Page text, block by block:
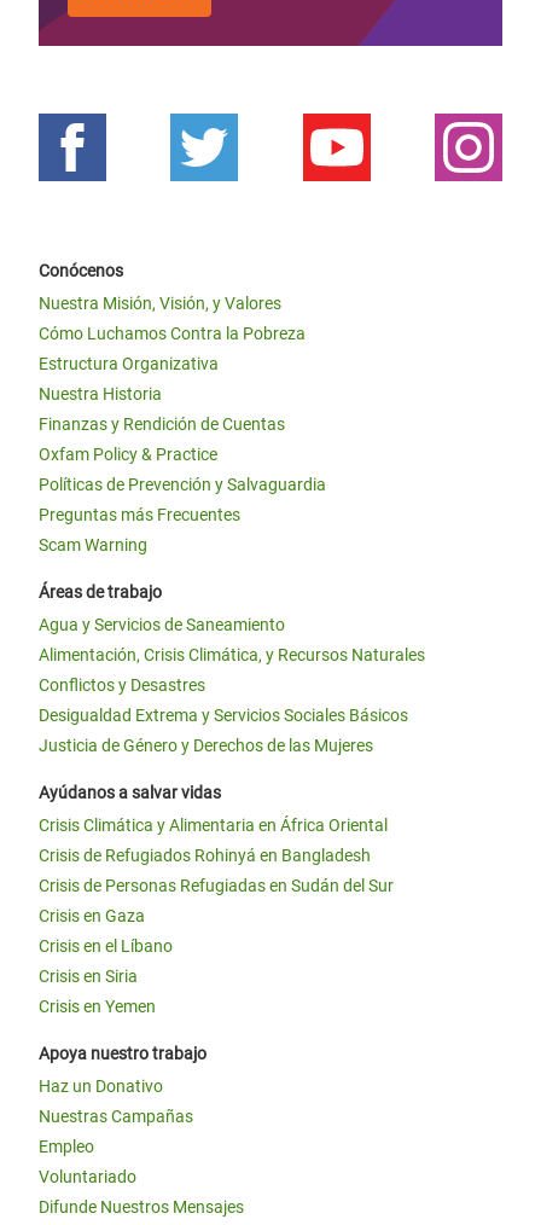
Conócenos
Nuestra Misión, Visión, y Valores
Cómo Luchamos Contra la Pobreza
Estructura Organizativa
Nuestra Historia
Finanzas y Rendición de Cuentas
Oxfam Policy & Practice
Políticas de Prevención y Salvaguardia
Preguntas más Frecuentes
Scam Warning
Áreas de trabajo
Agua y Servicios de Saneamiento
Alimentación, Crisis Climática, y Recursos Naturales
Conflictos y Desastres
Desigualdad Extrema y Servicios Sociales Básicos
Justicia de Género y Derechos de las Mujeres
Ayúdanos a salvar vidas
Crisis Climática y Alimentaria en África Oriental
Crisis de Refugiados Rohinyá en Bangladesh
Crisis de Personas Refugiadas en Sudán del Sur
Crisis en Gaza
Crisis en el Líbano
Crisis en Siria
Crisis en Yemen
Apoya nuestro trabajo
Haz un Donativo
Nuestras Campañas
Empleo
Voluntariado
Difunde Nuestros Mensajes